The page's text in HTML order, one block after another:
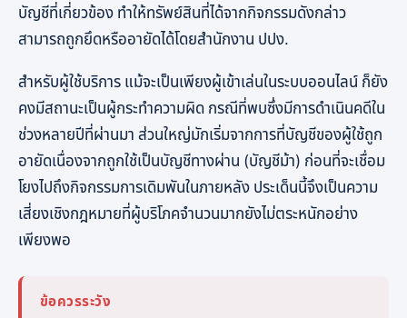
บัญชีที่เกี่ยวข้อง ทำให้ทรัพย์สินที่ได้จากกิจกรรมดังกล่าว
สามารถถูกยึดหรืออายัดได้โดยสำนักงาน ปปง.
สำหรับผู้ใช้บริการ แม้จะเป็นเพียงผู้เข้าเล่นในระบบออนไลน์ ก็ยัง
คงมีสถานะเป็นผู้กระทำความผิด กรณีที่พบซึ่งมีการดำเนินคดีใน
ช่วงหลายปีที่ผ่านมา ส่วนใหญ่มักเริ่มจากการที่บัญชีของผู้ใช้ถูก
อายัดเนื่องจากถูกใช้เป็นบัญชีทางผ่าน (บัญชีม้า) ก่อนที่จะเชื่อม
โยงไปถึงกิจกรรมการเดิมพันในภายหลัง ประเด็นนี้จึงเป็นความ
เสี่ยงเชิงกฎหมายที่ผู้บริโภคจำนวนมากยังไม่ตระหนักอย่าง
เพียงพอ
ข้อควรระวัง